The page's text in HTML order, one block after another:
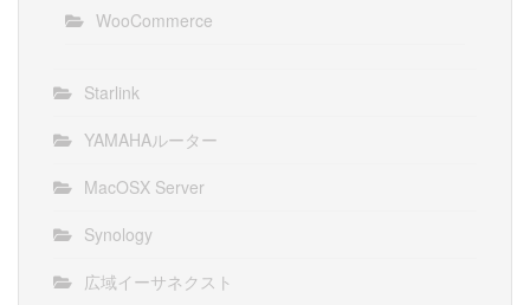
WooCommerce
Starlink
YAMAHAルーター
MacOSX Server
Synology
広域イーサネクスト